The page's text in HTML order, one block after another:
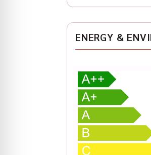
unserem Sortiment
Vermietung auf unsere
Pascal Halbroth: (089)
Karl Geiger: (089)
Elisabeth Ostermann:
www.geigercars.de
Errors, changes and
ENERGY &